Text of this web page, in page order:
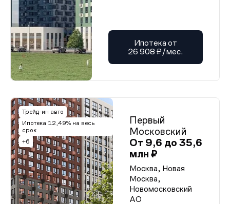
Ипотека от
26 908 ₽/мес.
Трейд-ин авто
Ипотека 12,49% на весь
срок
+6
Первый
Московский
От 9,6 до 35,6
млн ₽
Москва, Новая
Москва,
Новомосковский
АО